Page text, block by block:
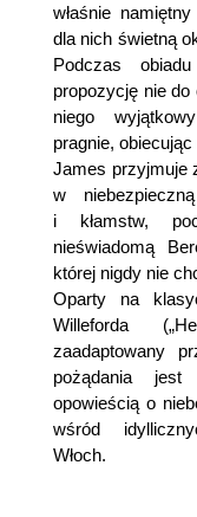
właśnie
dla nich świetną
Podczas
propozycję nie do
niego
pragnie,
James przyjmuje
w
i kłamstw,
nieświadomą
której nigdy nie
Oparty na
Willeforda
zaadaptowany
pożądania jest
opowieścią o
wśród
Włoch.